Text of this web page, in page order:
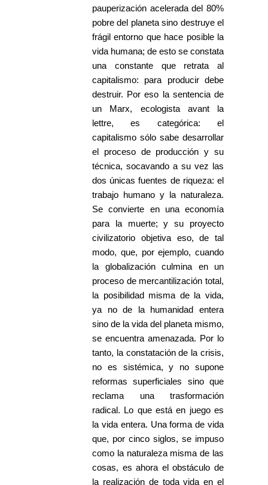
pauperización acelerada del 80%
pobre del planeta sino destruye el
frágil entorno que hace posible la
vida humana; de esto se constata
una constante que retrata al
capitalismo: para producir debe
destruir. Por eso la sentencia de
un Marx, ecologista avant la
lettre, es categórica: el
capitalismo sólo sabe desarrollar
el proceso de producción y su
técnica, socavando a su vez las
dos únicas fuentes de riqueza: el
trabajo humano y la naturaleza.
Se convierte en una economía
para la muerte; y su proyecto
civilizatorio objetiva eso, de tal
modo, que, por ejemplo, cuando
la globalización culmina en un
proceso de mercantilización total,
la posibilidad misma de la vida,
ya no de la humanidad entera
sino de la vida del planeta mismo,
se encuentra amenazada. Por lo
tanto, la constatación de la crisis,
no es sistémica, y no supone
reformas superficiales sino que
reclama una trasformación
radical. Lo que está en juego es
la vida entera. Una forma de vida
que, por cinco siglos, se impuso
como la naturaleza misma de las
cosas, es ahora el obstáculo de
la realización de toda vida en el